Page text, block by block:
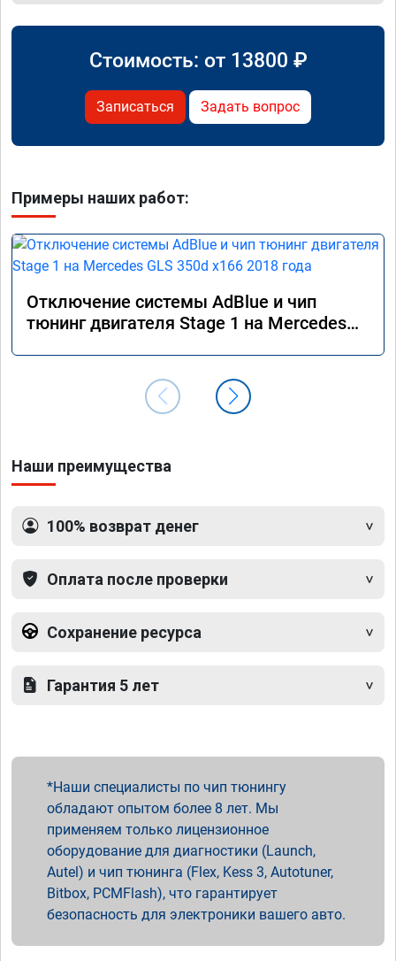
Стоимость: от 13800 ₽
Записаться Задать вопрос
Примеры наших работ:
Отключение системы AdBlue и чип
тюнинг двигателя Stage 1 на Mercedes
Наши преимущества
100% возврат денег
Оплата после проверки
Сохранение ресурса
Гарантия 5 лет
Наши специалисты по чип тюнингу
обладают опытом более 8 лет. Мы
применяем только лицензионное
оборудование для диагностики (Launch,
Autel) и чип тюнинга (Flex, Kess 3, Autotuner,
Bitbox, PCMFlash), что гарантирует
безопасность для электроники вашего авто.